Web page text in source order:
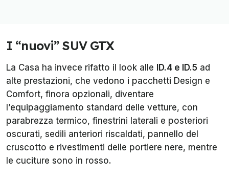
I “nuovi” SUV GTX
La Casa ha invece rifatto il look alle ID.4 e ID.5 ad
alte prestazioni, che vedono i pacchetti Design e
Comfort, finora opzionali, diventare
l’equipaggiamento standard delle vetture, con
parabrezza termico, finestrini laterali e posteriori
oscurati, sedili anteriori riscaldati, pannello del
cruscotto e rivestimenti delle portiere nere, mentre
le cuciture sono in rosso.